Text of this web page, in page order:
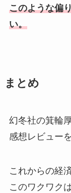
このような偏
い。
まとめ
幻冬社の箕輪
感想レビュー
これからの経
このワクワク